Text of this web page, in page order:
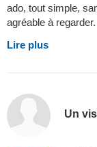
ado, tout simple,
agréable à
Lire plus
Un